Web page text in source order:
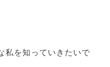
私を知っていきたいで